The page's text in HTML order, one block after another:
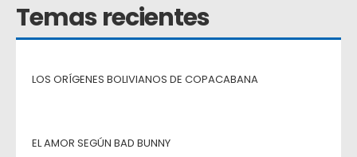
Temas recientes
LOS ORÍGENES BOLIVIANOS DE COPACABANA
EL AMOR SEGÚN BAD BUNNY